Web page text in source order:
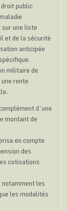
public
une liste
et de la sécurité
anticipée
militaire de
rente
d’une
montant de
en compte
des
cotisations
les
les modalités